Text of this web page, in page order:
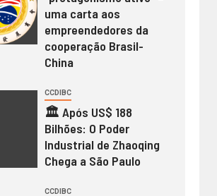
uma carta aos
empreendedores da
cooperação Brasil-
China
CCDIBC
🏛️ Após US$ 188
Bilhões: O Poder
Industrial de Zhaoqing
Chega a São Paulo
CCDIBC